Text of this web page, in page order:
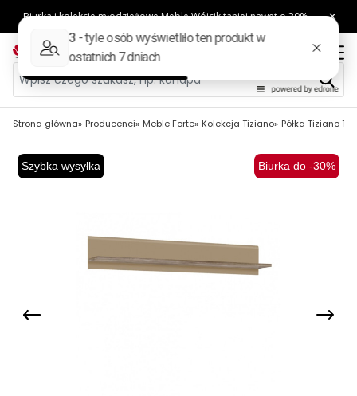
Strona główna Producenci Meble Forte Kolekcja Tiziano Półka Tiziano
Szybka wysyłka Biurka do -30%